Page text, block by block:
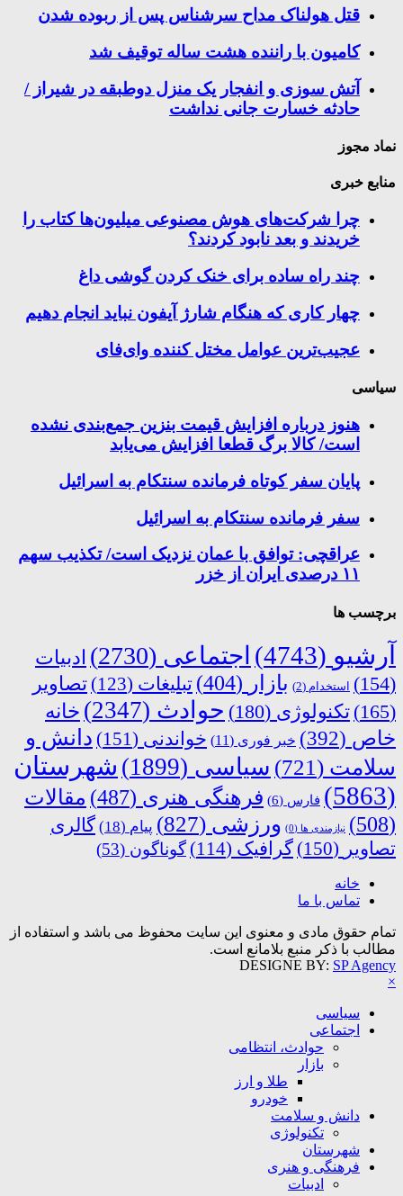
قتل هولناک مداح سرشناس پس از ربوده شدن
کامیون با راننده هشت ساله توقیف شد
آتش سوزی و انفجار یک منزل دوطبقه در شیراز /
حادثه خسارت جانی نداشت
نماد مجوز
منابع خبری
چرا شرکت‌های هوش مصنوعی میلیون‌ها کتاب را
خریدند و بعد نابود کردند؟
چند راه‌ ساده برای خنک کردن گوشی داغ
چهار کاری که هنگام شارژ آیفون نباید انجام دهیم
عجیب‌ترین عوامل مختل کننده وای‌فای
سیاسی
هنوز درباره افزایش قیمت بنزین جمع‌بندی نشده
است/ کالا برگ قطعا افزایش می‌یابد
پایان سفر کوتاه فرمانده سنتکام به اسرائیل
سفر فرمانده سنتکام به اسرائیل
عراقچی: توافق با عمان نزدیک است/ تکذیب سهم
۱۱ درصدی ایران از خزر
برچسب ها
آرشیو (4743) اجتماعی (2730)
ادبیات
(154)
استخدام (2) بازار (404) تبلیغات (123)
تصاویر
(165)
تکنولوژی (180) حوادث (2347)
خانه
خاص (392) خبر فوری (11) خواندنی (151)
دانش و
سلامت (721) سیاسی (1899)
شهرستان
(5863)
فارس (6) فرهنگی هنری (487)
مقالات
(508)
نیازمندی ها (0) ورزشی (827) پیام (18)
گالری
تصاویر (150) گرافیک (114) گوناگون (53)
خانه
تماس با ما
تمام حقوق مادی و معنوی این سایت محفوظ می باشد و استفاده از
مطالب با ذکر منبع بلامانع است.
DESIGNE BY: SP Agency
×
سیاسی
اجتماعی
حوادث، انتظامی
بازار
طلا و ارز
خودرو
دانش و سلامت
تکنولوژی
شهرستان
فرهنگی و هنری
ادبیات